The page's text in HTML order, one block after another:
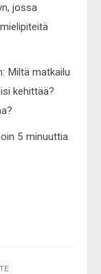
jossa
Miltä matkailu
kehittää?
5 minuuttia.